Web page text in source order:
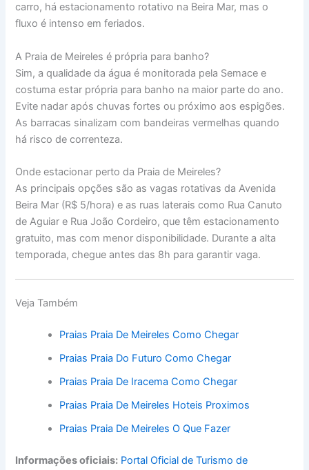
carro, há estacionamento rotativo na Beira Mar, mas o
fluxo é intenso em feriados.
A Praia de Meireles é própria para banho?
Sim, a qualidade da água é monitorada pela Semace e
costuma estar própria para banho na maior parte do ano.
Evite nadar após chuvas fortes ou próximo aos espigões.
As barracas sinalizam com bandeiras vermelhas quando
há risco de correnteza.
Onde estacionar perto da Praia de Meireles?
As principais opções são as vagas rotativas da Avenida
Beira Mar (R$ 5/hora) e as ruas laterais como Rua Canuto
de Aguiar e Rua João Cordeiro, que têm estacionamento
gratuito, mas com menor disponibilidade. Durante a alta
temporada, chegue antes das 8h para garantir vaga.
Veja Também
Praias Praia De Meireles Como Chegar
Praias Praia Do Futuro Como Chegar
Praias Praia De Iracema Como Chegar
Praias Praia De Meireles Hoteis Proximos
Praias Praia De Meireles O Que Fazer
Informações oficiais: Portal Oficial de Turismo de